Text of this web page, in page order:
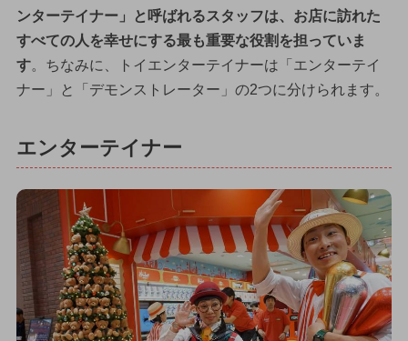
ンターテイナー」と呼ばれるスタッフは、お店に訪れた
すべての人を幸せにする最も重要な役割を担っていま
す。ちなみに、トイエンターテイナーは「エンターテイ
ナー」と「デモンストレーター」の2つに分けられます。
エンターテイナー